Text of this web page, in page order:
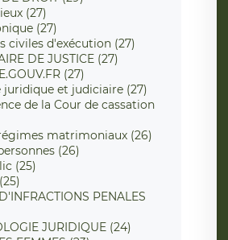
(27)
(27)
civiles d'exécution (27)
DE JUSTICE (27)
(27)
juridique et judiciaire (27)
de la Cour de cassation
matrimoniaux (26)
(26)
(25)
PENALES
JURIDIQUE (24)